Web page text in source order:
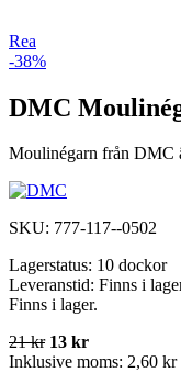
Rea
-38%
DMC
Moulinégarn från DMC
SKU: 777-117--0502
Lagerstatus: 10 dockor
Leveranstid: Finns i
Finns i lager.
21 kr 13 kr
Inklusive moms: 2,60 kr